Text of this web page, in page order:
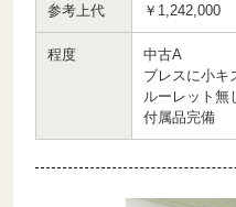
参考上代 ￥1,242,000
程度
中古A
ブレスに小キ
ルーレット無
付属品完備